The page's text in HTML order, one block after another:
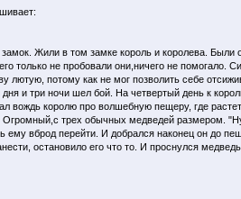
Жили в том замке король и королева.
не пробовали они,ничего не помогало.
потому как не мог позволить себе
и три ночи шел бой. На четвертый день к
вождь королю про волшебную пещеру, где
трех обычных медведей размером.
вброд перейти. И добрался наконец он до
остановило его что то. И проснулся